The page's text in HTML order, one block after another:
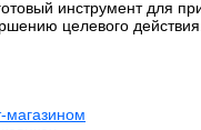
инструмент для
целевого действия.
магазином